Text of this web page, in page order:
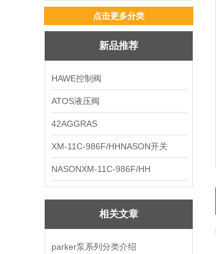
点击更多分类
新品推荐
HAWE控制阀
ATOS液压阀
42AGGRAS
XM-11C-986F/HHNASON开关
NASONXM-11C-986F/HH
相关文章
parker泵系列分类介绍